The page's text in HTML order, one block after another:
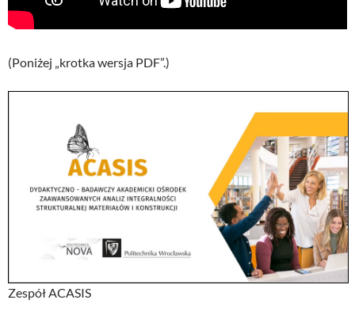
(Poniżej „krotka wersja PDF”.)
Zespół ACASIS